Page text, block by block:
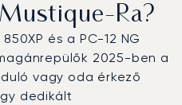
Ra?
és a PC-12 NG
2025-ben a
vagy oda érkező
dedikált